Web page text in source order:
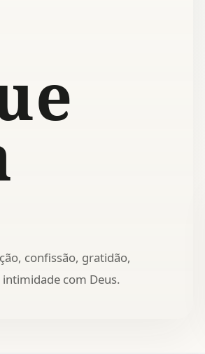
confissão, gratidão,
intimidade com Deus.